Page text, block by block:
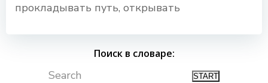
прокладывать путь, открывать
Поиск в словаре:
Search